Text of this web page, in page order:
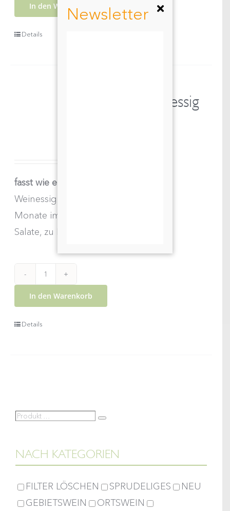
Weinessig
In den Warenkorb
Details
Wachauer Weinessig
fasst wie ein echter Balsamico...
Weinessig von unserem Wein 6
Monate im Fass gereift ideal auf
Salate, zu Mozzarella, zum Würzen
Weinessig
In den Warenkorb
Details
Produkt
Suche
NACH KATEGORIEN
FILTER LÖSCHEN SPRUDELIGES
NEU
GEBIETSWEIN
ORTSWEIN
Newsletter